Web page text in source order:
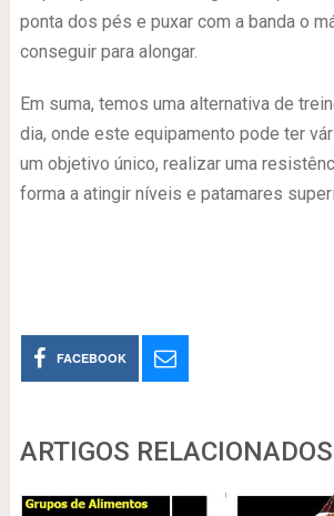
ponta dos pés e puxar com a banda o
conseguir para alongar.
Em suma, temos uma alternativa de
dia, onde este equipamento pode ter
um objetivo único, realizar uma
forma a atingir níveis e patamares
FACEBOOK
ARTIGOS RELACIONADOS